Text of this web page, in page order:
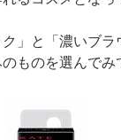
」と「濃いブ
ものを選んでみ